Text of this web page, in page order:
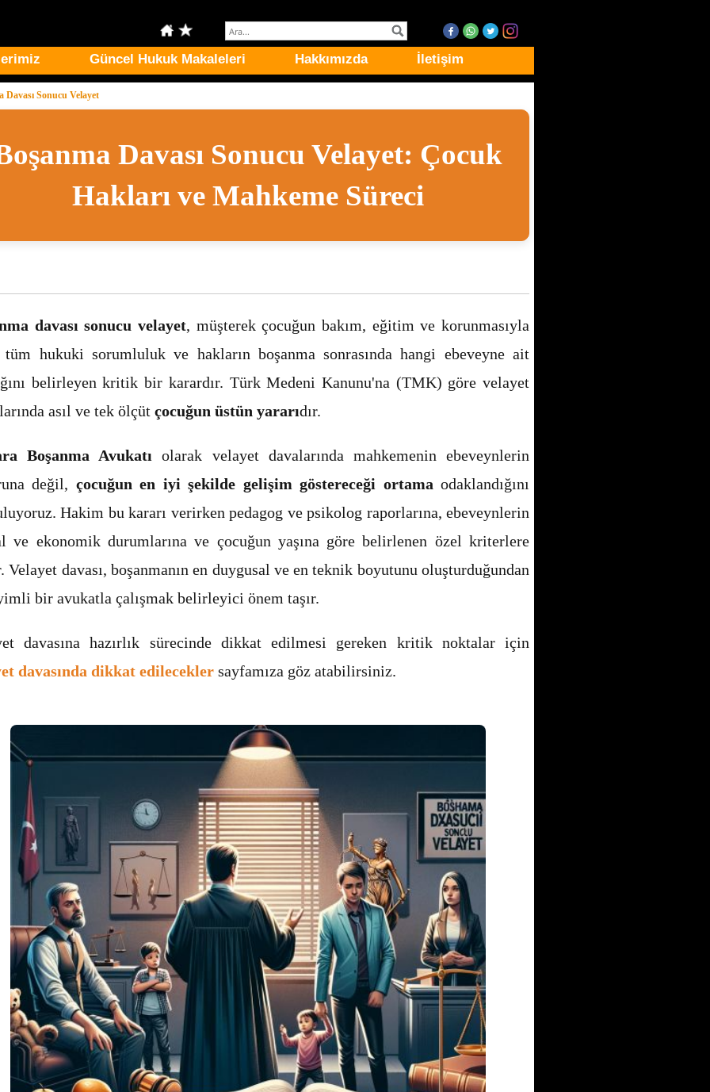
Güncel Hukuk Makaleleri Hakkımızda İletişim
Davası Sonucu Velayet
Davası Sonucu Velayet: Çocuk
Hakları ve Mahkeme Süreci
davası sonucu velayet, müşterek çocuğun bakım, eğitim ve korunmasıyla
hukuki sorumluluk ve hakların boşanma sonrasında hangi ebeveyne ait
belirleyen kritik bir karardır. Türk Medeni Kanunu'na (TMK) göre velayet
asıl ve tek ölçüt çocuğun üstün yararıdır.
Boşanma Avukatı olarak velayet davalarında mahkemenin ebeveynlerin
değil, çocuğun en iyi şekilde gelişim göstereceği ortama odaklandığını
Hakim bu kararı verirken pedagog ve psikolog raporlarına, ebeveynlerin
ve ekonomik durumlarına ve çocuğun yaşına göre belirlenen özel kriterlere
Velayet davası, boşanmanın en duygusal ve en teknik boyutunu oluşturduğundan
bir avukatla çalışmak belirleyici önem taşır.
davasına hazırlık sürecinde dikkat edilmesi gereken kritik noktalar için
davasında dikkat edilecekler sayfamıza göz atabilirsiniz.